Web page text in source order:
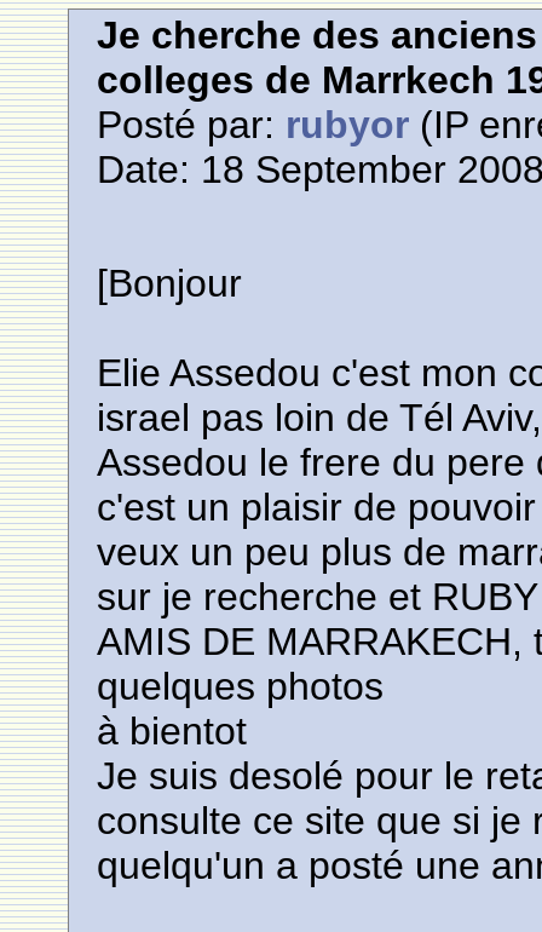
Je cherche des
colleges de Marrkech
Posté par: rubyor (IP
Date: 18 September
[Bonjour
Elie Assedou c'est mon
israel pas loin de Tél
Assedou le frere du pere
c'est un plaisir de
veux un peu plus de
sur je recherche et
AMIS DE
quelques photos
à bientot
Je suis desolé pour le
consulte ce site que si je
quelqu'un a posté une